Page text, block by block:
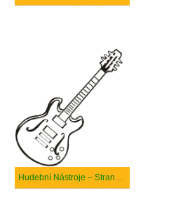
Hudební Nástroje – Strana 13